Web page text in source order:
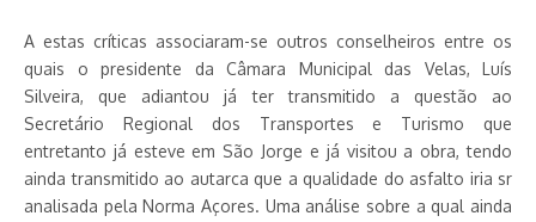
A estas críticas associaram-se outros conselheiros entre os
quais o presidente da Câmara Municipal das Velas, Luís
Silveira, que adiantou já ter transmitido a questão ao
Secretário Regional dos Transportes e Turismo que
entretanto já esteve em São Jorge e já visitou a obra, tendo
ainda transmitido ao autarca que a qualidade do asfalto iria sr
analisada pela Norma Açores. Uma análise sobre a qual ainda